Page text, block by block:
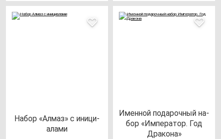
Набор «Алмаз» с ини­ци­
ала­ми
Имен­ной по­да­роч­ный на­
бор «Импе­ра­тор. Год
Дра­ко­на»